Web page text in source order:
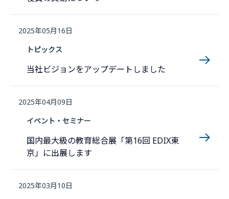
2025年05月16日
トピックス
当社ビジョンをアップデートしました
2025年04月09日
イベント・セミナー
国内最大級の教育総合展「第16回 EDIX東
京」に出展します
2025年03月10日